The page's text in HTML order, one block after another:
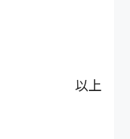
以上